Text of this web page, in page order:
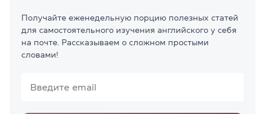
Получайте еженедельную порцию полезных статей
для самостоятельного изучения английского у себя
на почте. Рассказываем о сложном простыми
словами!